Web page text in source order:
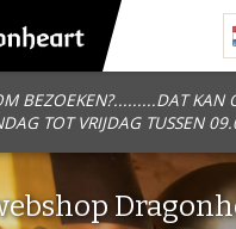
BEZOEKEN?.........DAT KAN
TOT VRIJDAG TUSSEN